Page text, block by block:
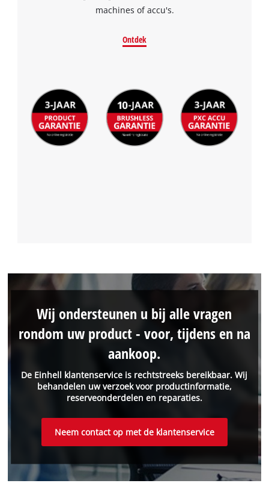
machines of accu's.
Ontdek
De Einhell klantenservice is rechtstreeks bereikbaar. Wij
behandelen uw verzoek voor productinformatie,
reserveonderdelen en reparaties.
Wij ondersteunen u bij alle vragen
rondom uw product - voor, tijdens en na
aankoop.
Neem contact op met de klantenservice